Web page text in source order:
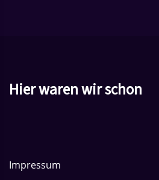
Hier waren wir schon
Impressum